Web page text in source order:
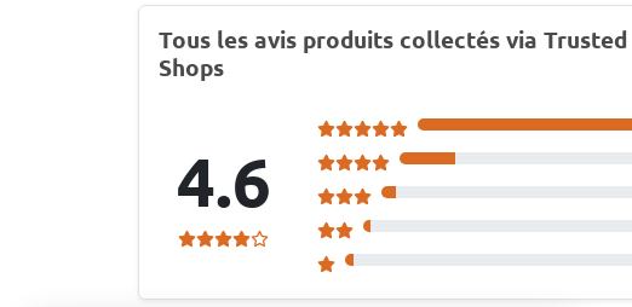
Tous les avis produits collectés via Trusted
Shops
4.6